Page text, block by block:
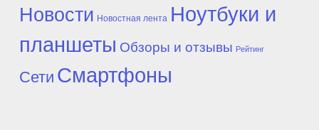
Новости Новостная лента Ноутбуки и
планшеты Обзоры и отзывы Рейтинг
Сети Смартфоны